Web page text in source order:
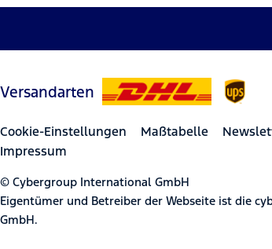
Versandarten
Cookie-Einstellungen Maßtabelle
Impressum
© Cybergroup International GmbH
Eigentümer und Betreiber der Webseite ist die
GmbH.